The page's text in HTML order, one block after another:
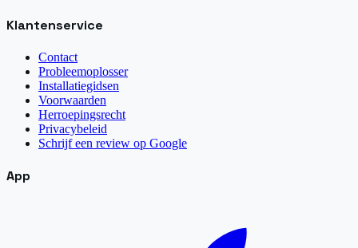
Klantenservice
Contact
Probleemoplosser
Installatiegidsen
Voorwaarden
Herroepingsrecht
Privacybeleid
Schrijf een review op Google
App